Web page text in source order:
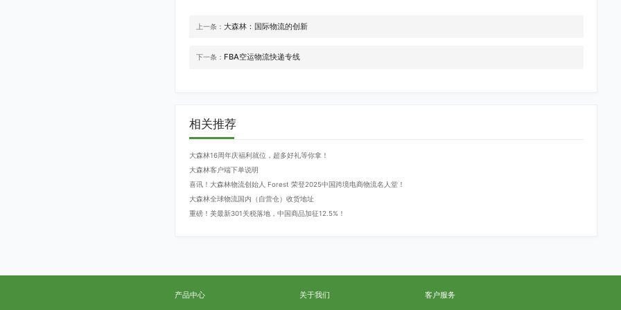
上一条：大森林：国际物流的创新
下一条： FBA空运物流快递专线
相关推荐
大森林16周年庆福利就位，超多好礼等你拿！
大森林客户端下单说明
喜讯！大森林物流创始人 Forest 荣登2025中国跨境电商物流名人堂！
大森林全球物流国内（自营仓）收货地址
重磅！美最新301关税落地，中国商品加征12.5%！
产品中心 关于我们 客户服务